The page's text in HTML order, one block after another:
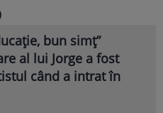
bun simț”
al lui Jorge a fost
când a intrat în